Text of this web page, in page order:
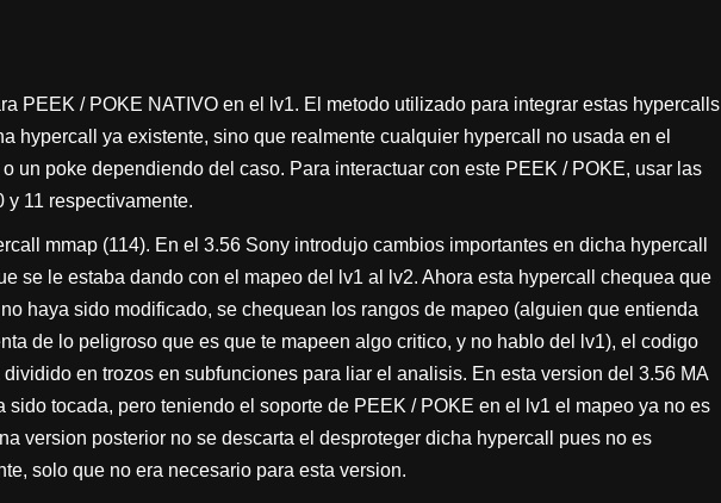
PEEK / POKE NATIVO en el lv1. El metodo utilizado para integrar estas hypercalls
hypercall ya existente, sino que realmente cualquier hypercall no usada en el
un poke dependiendo del caso. Para interactuar con este PEEK / POKE, usar las
y 11 respectivamente.
mmap (114). En el 3.56 Sony introdujo cambios importantes en dicha hypercall
se le estaba dando con el mapeo del lv1 al lv2. Ahora esta hypercall chequea que
haya sido modificado, se chequean los rangos de mapeo (alguien que entienda
de lo peligroso que es que te mapeen algo critico, y no hablo del lv1), el codigo
en trozos en subfunciones para liar el analisis. En esta version del 3.56 MA
sido tocada, pero teniendo el soporte de PEEK / POKE en el lv1 el mapeo ya no es
version posterior no se descarta el desproteger dicha hypercall pues no es
solo que no era necesario para esta version.